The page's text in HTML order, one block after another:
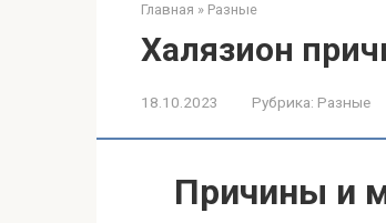
Главная » Разные
Халязион
18.10.2023 Рубрика: Разные
Причины и